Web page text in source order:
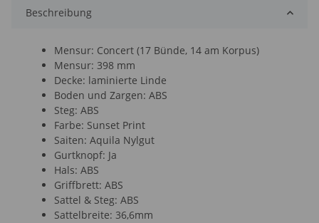
Beschreibung
Mensur: Concert (17 Bünde, 14 am Korpus)
Mensur: 398 mm
Decke: laminierte Linde
Boden und Zargen: ABS
Steg: ABS
Farbe: Sunset Print
Saiten: Aquila Nylgut
Gurtknopf: Ja
Hals: ABS
Griffbrett: ABS
Sattel & Steg: ABS
Sattelbreite: 36,6mm